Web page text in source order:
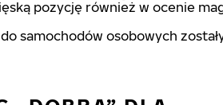
pozycję również w ocenie
samochodów osobowych